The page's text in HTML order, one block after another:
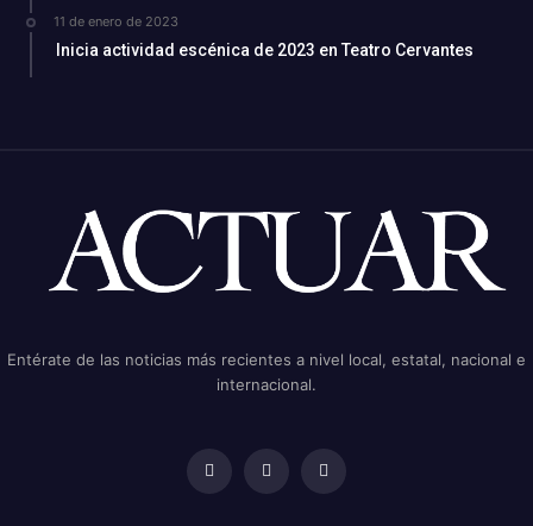
11 de enero de 2023
Inicia actividad escénica de 2023 en Teatro Cervantes
Entérate de las noticias más recientes a nivel local, estatal, nacional e
internacional.